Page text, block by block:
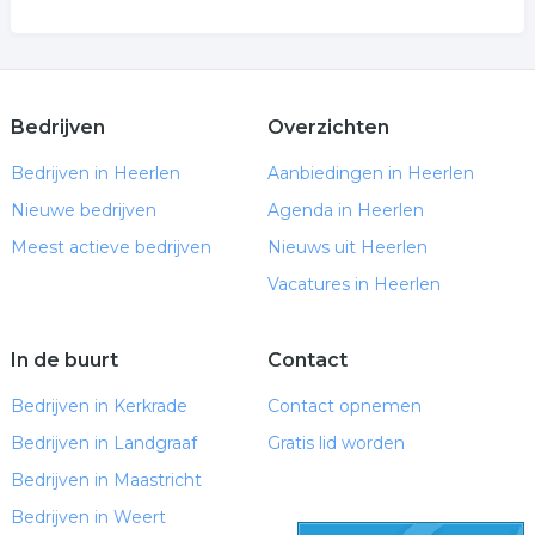
Bedrijven
Bedrijven in Heerlen
Nieuwe bedrijven
Meest actieve bedrijven
Overzichten
Aanbiedingen in Heerlen
Agenda in Heerlen
Nieuws uit Heerlen
Vacatures in Heerlen
In de buurt
Bedrijven in Kerkrade
Bedrijven in Landgraaf
Bedrijven in Maastricht
Bedrijven in Weert
Contact
Contact opnemen
Gratis lid worden